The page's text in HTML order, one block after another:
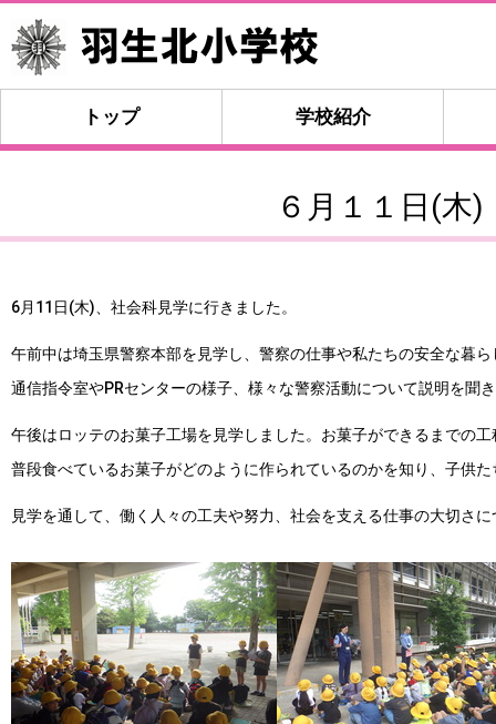
トップ 学校紹介
６月１１日(木
6月11日(木)、社会科見学に行きました。
午前中は埼玉県警察本部を見学し、警察の仕事や私たちの安全な暮
通信指令室やPRセンターの様子、様々な警察活動について説明を聞
午後はロッテのお菓子工場を見学しました。お菓子ができるまでの
普段食べているお菓子がどのように作られているのかを知り、子供
見学を通して、働く人々の工夫や努力、社会を支える仕事の大切さ